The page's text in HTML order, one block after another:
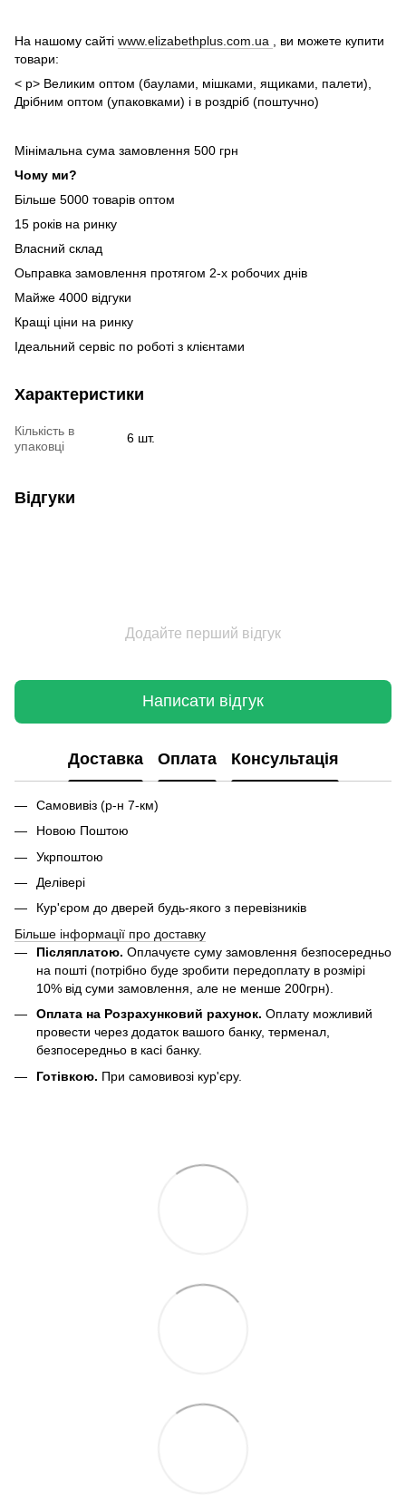
На нашому сайті www.elizabethplus.com.ua
, ви можете купити
товари:
< p> Великим оптом (баулами, мішками, ящиками, палети),
Дрібним оптом (упаковками) і в роздріб (поштучно)
Мінімальна сума замовлення 500 грн
Чому ми?
Більше 5000 товарів оптом
15 років на ринку
Власний склад
Оьправка замовлення протягом 2-х робочих днів
Майже 4000 відгуки
Кращі ціни на ринку
Ідеальний сервіс по роботі з клієнтами
Характеристики
Кількість в
упаковці
6 шт.
Відгуки
Додайте перший відгук
Написати відгук
Доставка Оплата Консультація
Самовивіз (р-н 7-км)
Новою Поштою
Укрпоштою
Делівері
Кур'єром до дверей будь-якого з перевізників
Більше інформації про доставку
Післяплатою. Оплачуєте суму замовлення безпосередньо
на пошті (потрібно буде зробити передоплату в розмірі
10% від суми замовлення, але не менше 200грн).
Оплата на Розрахунковий рахунок. Оплату можливий
провести через додаток вашого банку, терменал,
безпосередньо в касі банку.
Готівкою. При самовивозі кур'єру.